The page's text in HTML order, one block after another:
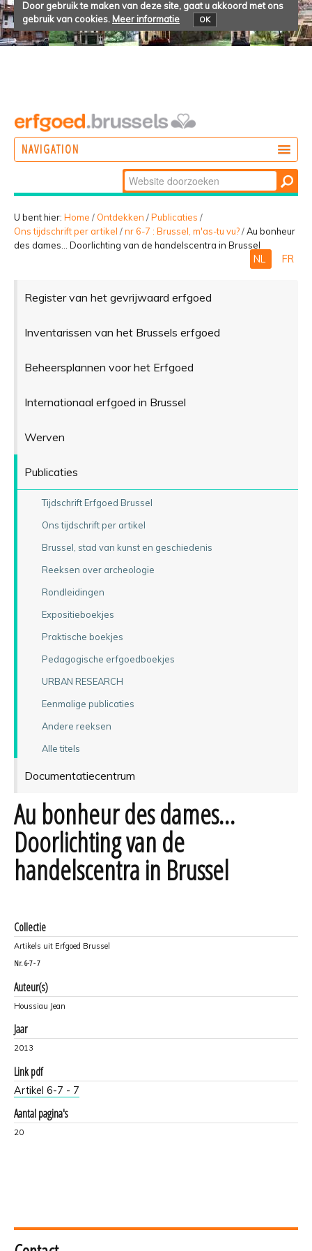
Door gebruik te maken van deze site, gaat u akkoord met ons
gebruik van cookies. Meer informatie OK
NAVIGATION
BELEVEN
Zoek
Geavanceerd
zoeken...
U bent hier: Home / Ontdekken /Publicaties /
Ons tijdschrift per artikel /nr 6-7 : Brussel, m'as-tu vu?/Au bonheur
des dames… Doorlichting van de handelscentra in Brussel
NL FR
Register van het gevrijwaard erfgoed
Inventarissen van het Brussels erfgoed
Beheersplannen voor het Erfgoed
Internationaal erfgoed in Brussel
Werven
Publicaties
Tijdschrift Erfgoed Brussel
Ons tijdschrift per artikel
Brussel, stad van kunst en geschiedenis
Reeksen over archeologie
Rondleidingen
Expositieboekjes
Praktische boekjes
Pedagogische erfgoedboekjes
URBAN RESEARCH
Eenmalige publicaties
Andere reeksen
Alle titels
Documentatiecentrum
Au bonheur des dames…
Doorlichting van de
handelscentra in Brussel
Collectie
Artikels uit Erfgoed Brussel
Nr. 6-7 - 7
Auteur(s)
Houssiau Jean
Jaar
2013
Link pdf
Artikel 6-7 - 7
Aantal pagina's
20